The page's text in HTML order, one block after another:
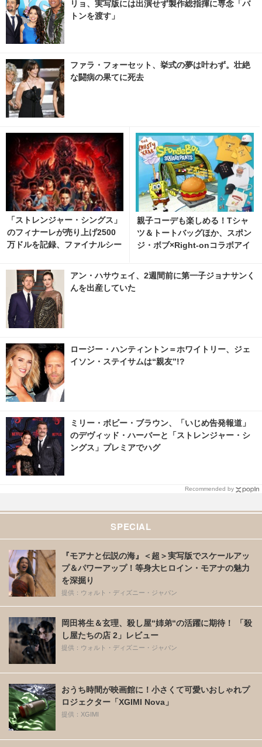
リョ、実写版には出演せず製作総指揮に専念「バ
トンを渡す」
ファラ・フォーセット、挙式の夢は叶わず。壮絶
な闘病の果てに死去
「ストレンジャー・シングス」
のフィナーレが売り上げ2500
万ドルを記録、ファイナルシー
米で特別上映
親子コーデも楽しめる！Tシャ
ツ＆トートバッグほか、スポン
ジ・ボブ×Right-onコラボアイ
アン・ハサウェイ、2週間前に第一子ジョナサンく
んを出産していた
ロージー・ハンティントン＝ホワイトリー、ジェ
イソン・ステイサムは“親友”!?
ミリー・ボビー・ブラウン、「いじめ告発報道」
のデヴィッド・ハーバーと「ストレンジャー・シ
ングス」プレミアでハグ
Recommended by
SPECIAL
『モアナと伝説の海』＜超＞実写版でスケールアッ
プ＆パワーアップ！等身大ヒロイン・モアナの魅力
を深掘り
提供：ウォルト・ディズニー・ジャパン
岡田将生＆玄理、殺し屋“姉弟“の活躍に期待！ 「殺
し屋たちの店 2」レビュー
提供：ウォルト・ディズニー・ジャパン
おうち時間が映画館に！小さくて可愛いおしゃれプ
ロジェクター「XGIMI Nova」
提供：XGIMI